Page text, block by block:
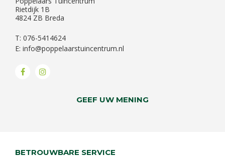
Rietdijk 1B
4824 ZB Breda
T: 076-5414624
E: info@poppelaarstuincentrum.nl
GEEF UW MENING
BETROUWBARE SERVICE